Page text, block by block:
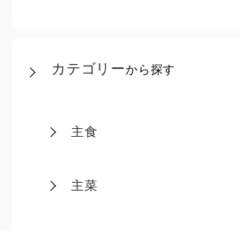
カテゴリーから探す
主食
主菜